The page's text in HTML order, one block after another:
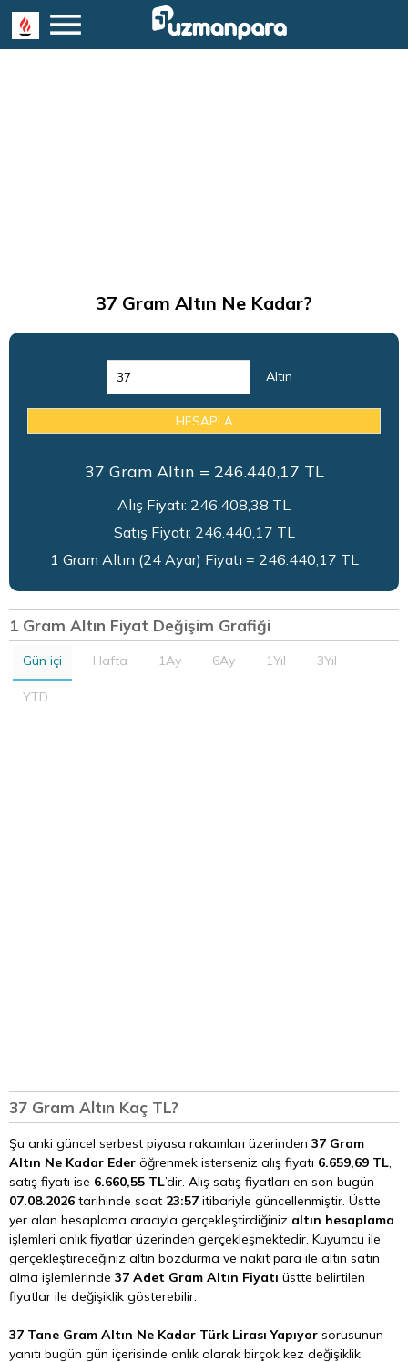
37 Gram Altın Ne Kadar?
Altın
HESAPLA
37 Gram Altın = 246.440,17 TL
Alış Fiyatı: 246.408,38 TL
Satış Fiyatı: 246.440,17 TL
1 Gram Altın (24 Ayar) Fiyatı = 246.440,17 TL
1 Gram Altın Fiyat Değişim Grafiği
Gün içi Hafta 1Ay 6Ay 1Yıl 3Yıl
YTD
37 Gram Altın Kaç TL?
Şu anki güncel serbest piyasa rakamları üzerinden 37 Gram
Altın Ne Kadar Eder öğrenmek isterseniz alış fiyatı 6.659,69 TL,
satış fiyatı ise 6.660,55 TL’dir. Alış satış fiyatları en son bugün
07.08.2026 tarihinde saat 23:57 itibariyle güncellenmiştir. Üstte
yer alan hesaplama aracıyla gerçekleştirdiğiniz altın hesaplama
işlemleri anlık fiyatlar üzerinden gerçekleşmektedir. Kuyumcu ile
gerçekleştireceğiniz altın bozdurma ve nakit para ile altın satın
alma işlemlerinde 37 Adet Gram Altın Fiyatı üstte belirtilen
fiyatlar ile değişiklik gösterebilir.
37 Tane Gram Altın Ne Kadar Türk Lirası Yapıyor sorusunun
yanıtı bugün gün içerisinde anlık olarak birçok kez değişiklik